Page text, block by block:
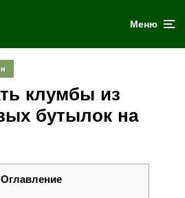
Меню
клумбы из
бутылок на
Оглавление